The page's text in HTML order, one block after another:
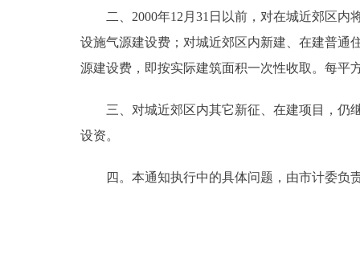
便民服务
政民互动
12345网上接诉即办
二、2000年12月31日以前，对在城近郊区内
设施气源建设费；对城近郊区内新建、在建普通
源建设费，即按实际建筑面积一次性收取。每平
三、对城近郊区内其它新征、在建项目，仍继
设资。
四。本通知执行中的具体问题，由市计委负